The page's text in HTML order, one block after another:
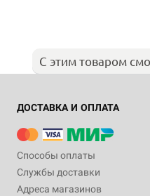
С этим товаром
ДОСТАВКА И ОПЛАТА
Способы оплаты
Службы доставки
Адреса магазинов